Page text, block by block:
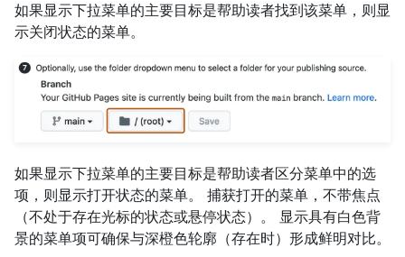
如果显示下拉菜单的主要目标是帮助读者找到该菜单，则显
示关闭状态的菜单。
如果显示下拉菜单的主要目标是帮助读者区分菜单中的选
项，则显示打开状态的菜单。 捕获打开的菜单，不带焦点
（不处于存在光标的状态或悬停状态）。 显示具有白色背
景的菜单项可确保与深橙色轮廓（存在时）形成鲜明对比。